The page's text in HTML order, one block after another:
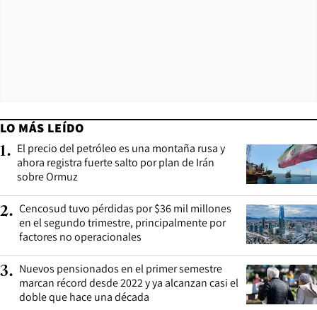
LO MÁS LEÍDO
1. El precio del petróleo es una montaña rusa y
ahora registra fuerte salto por plan de Irán
sobre Ormuz
2. Cencosud tuvo pérdidas por $36 mil millones
en el segundo trimestre, principalmente por
factores no operacionales
3. Nuevos pensionados en el primer semestre
marcan récord desde 2022 y ya alcanzan casi el
doble que hace una década